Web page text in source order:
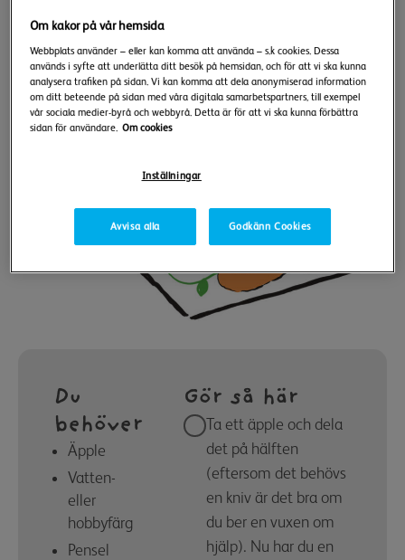
Du
behöver
Äpple
Vatten-
eller
hobbyfärg
Pensel
Gör så här
Ta ett äpple och dela
det på hälften
(eftersom det behövs
en kniv är det bra om
du ber en vuxen om
hjälp). Nu har du en
Om kakor på vår hemsida
Webbplats använder – eller kan komma att använda – s.k cookies. Dessa
används i syfte att underlätta ditt besök på hemsidan, och för att vi ska kunna
analysera trafiken på sidan. Vi kan komma att dela anonymiserad information
om ditt beteende på sidan med våra digitala samarbetspartners, till exempel
vår sociala medier-byrå och webbyrå. Detta är för att vi ska kunna förbättra
sidan för användare. Om cookies
Inställningar
Avvisa alla Godkänn Cookies